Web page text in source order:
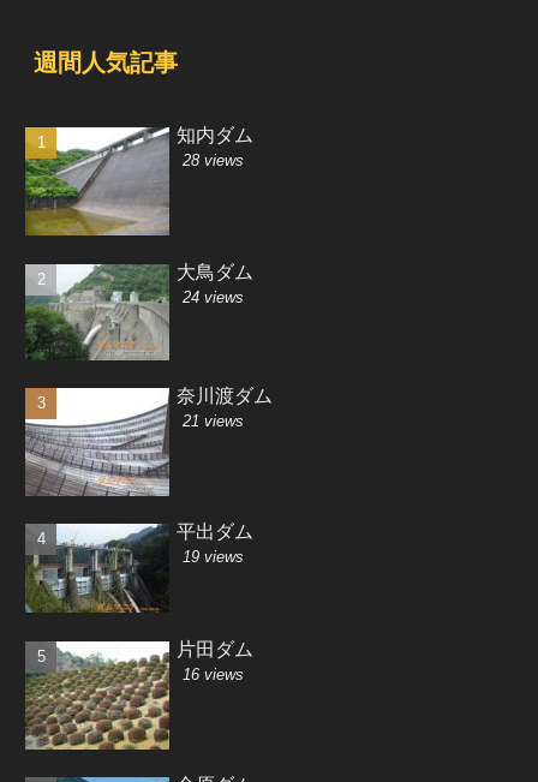
週間人気記事
知内ダム
28 views
大鳥ダム
24 views
奈川渡ダム
21 views
平出ダム
19 views
片田ダム
16 views